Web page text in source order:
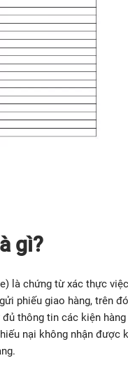
gì?
là chứng từ xác thực
phiếu giao hàng, trên
thông tin các kiện
nại không nhận